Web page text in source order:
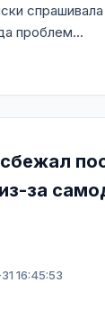
проблем...
за
16:45:53